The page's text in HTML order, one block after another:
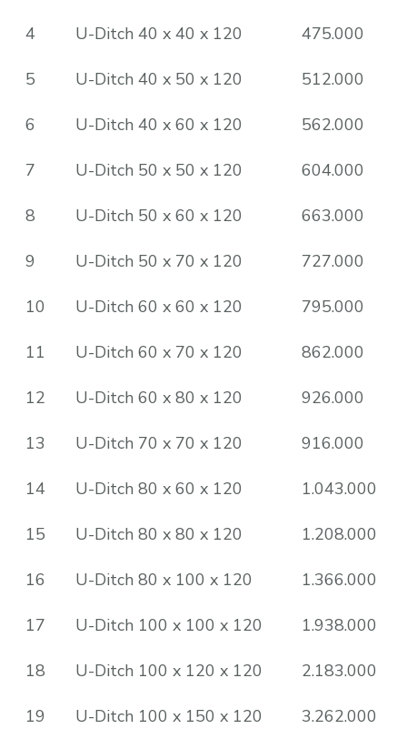
4 U-Ditch 40 x 40 x 120 475.000
5 U-Ditch 40 x 50 x 120 512.000
6 U-Ditch 40 x 60 x 120 562.000
7 U-Ditch 50 x 50 x 120 604.000
8 U-Ditch 50 x 60 x 120 663.000
9 U-Ditch 50 x 70 x 120 727.000
10 U-Ditch 60 x 60 x 120 795.000
11 U-Ditch 60 x 70 x 120 862.000
12 U-Ditch 60 x 80 x 120 926.000
13 U-Ditch 70 x 70 x 120 916.000
14 U-Ditch 80 x 60 x 120 1.043.000
15 U-Ditch 80 x 80 x 120 1.208.000
16 U-Ditch 80 x 100 x 120 1.366.000
17 U-Ditch 100 x 100 x 120 1.938.000
18 U-Ditch 100 x 120 x 120 2.183.000
19 U-Ditch 100 x 150 x 120 3.262.000